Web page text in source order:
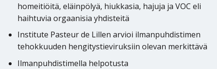
homeitiöitä, eläinpölyä, hiukkasia, hajuja ja VOC eli
haihtuvia orgaanisia yhdisteitä
Institute Pasteur de Lillen arvioi ilmanpuhdistimen
tehokkuuden hengitystieviruksiin olevan merkittävä
Ilmanpuhdistimella helpotusta